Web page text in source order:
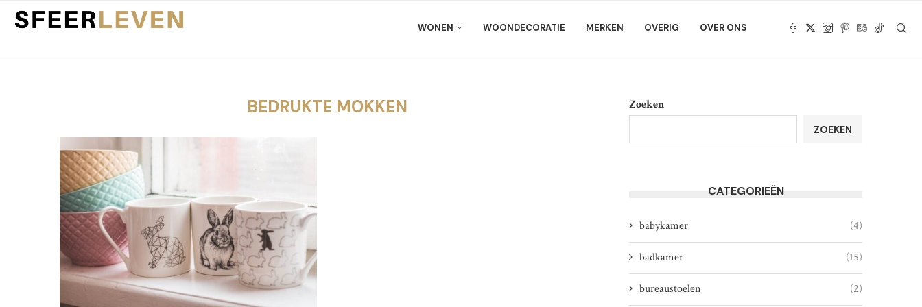
WONEN WOONDECORATIE MERKEN OVERIG OVER ONS
BEDRUKTE MOKKEN Zoeken
ZOEKEN
CATEGORIEËN
babykamer (4)
badkamer (15)
bureaustoelen (2)